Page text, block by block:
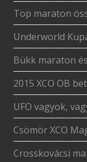
Top maraton
Underworld
Bükk maraton
2015 XCO OB
UFO vagyok,
Csömör XCO
Crosskovácsi